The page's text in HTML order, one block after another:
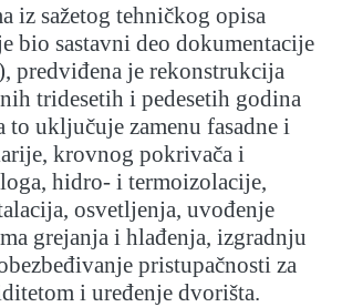
iz sažetog tehničkog opisa
bio sastavni deo dokumentacije
predviđena je rekonstrukcija
tridesetih i pedesetih godina
to uključuje zamenu fasadne i
krovnog pokrivača i
hidro- i termoizolacije,
osvetljenja, uvođenje
grejanja i hlađenja, izgradnju
pristupačnosti za
i uređenje dvorišta.